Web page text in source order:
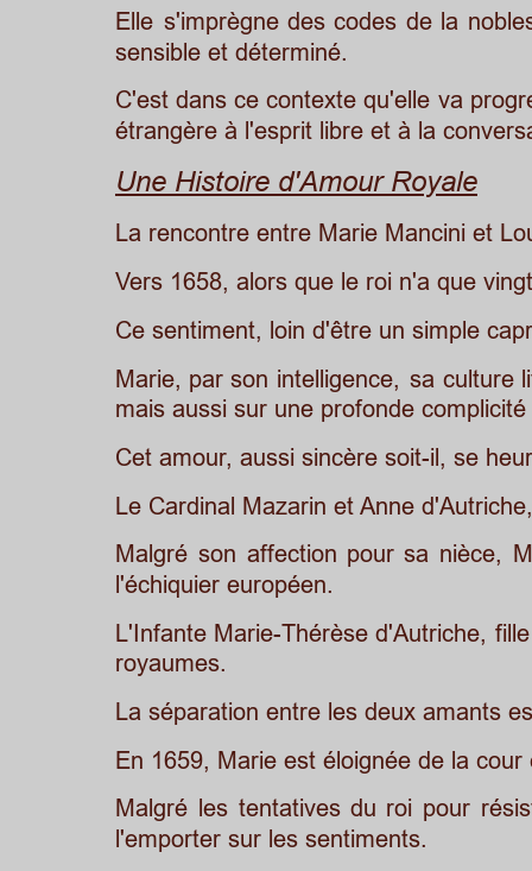
Elle s'imprègne des codes de la
sensible et déterminé.
C'est dans ce contexte qu'elle va
étrangère à l'esprit libre et à la
Une Histoire d'Amour Royale
La rencontre entre Marie Mancini et
Vers 1658, alors que le roi n'a que
Ce sentiment, loin d'être un simple
Marie, par son intelligence, sa culture
mais aussi sur une profonde
Cet amour, aussi sincère soit-il, se
Le Cardinal Mazarin et Anne
Malgré son affection pour sa nièce,
l'échiquier européen.
L'Infante Marie-Thérèse d'Autriche, fille
royaumes.
La séparation entre les deux amants
En 1659, Marie est éloignée de la
Malgré les tentatives du roi pour
l'emporter sur les sentiments.